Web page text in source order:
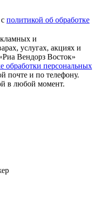
политикой об обработке
и
услугах, акциях и
Вендорз Восток»
обработки персональных
почте и по телефону.
в любой момент.